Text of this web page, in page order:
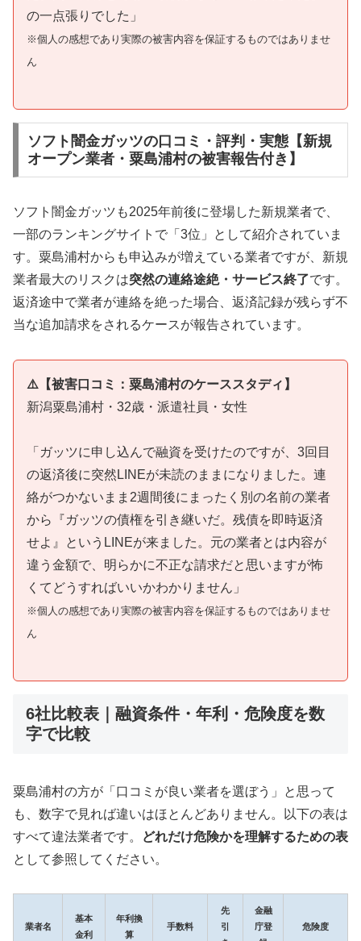
の一点張りでした」
※個人の感想であり実際の被害内容を保証するものではありませ
ん
ソフト闇金ガッツの口コミ・評判・実態【新規
オープン業者・粟島浦村の被害報告付き】
ソフト闇金ガッツも2025年前後に登場した新規業者で、
一部のランキングサイトで「3位」として紹介されていま
す。粟島浦村からも申込みが増えている業者ですが、新規
業者最大のリスクは突然の連絡途絶・サービス終了です。
返済途中で業者が連絡を絶った場合、返済記録が残らず不
当な追加請求をされるケースが報告されています。
⚠️【被害口コミ：粟島浦村のケーススタディ】
新潟粟島浦村・32歳・派遣社員・女性
「ガッツに申し込んで融資を受けたのですが、3回目
の返済後に突然LINEが未読のままになりました。連
絡がつかないまま2週間後にまったく別の名前の業者
から『ガッツの債権を引き継いだ。残債を即時返済
せよ』というLINEが来ました。元の業者とは内容が
違う金額で、明らかに不正な請求だと思いますが怖
くてどうすればいいかわかりません」
※個人の感想であり実際の被害内容を保証するものではありませ
ん
6社比較表｜融資条件・年利・危険度を数
字で比較
粟島浦村の方が「口コミが良い業者を選ぼう」と思って
も、数字で見れば違いはほとんどありません。以下の表は
すべて違法業者です。
どれだけ危険かを理解するための表
として参照してください。
業者名
基本
金利
年利換
算
手数料
先
引
金融
庁登
危険度